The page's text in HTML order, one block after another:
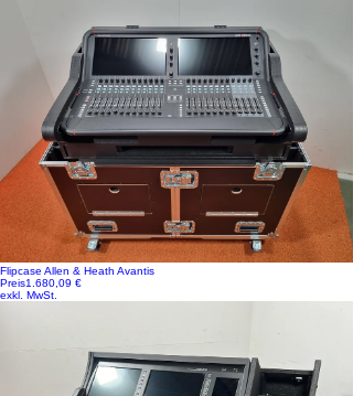
Flipcase Allen & Heath Avantis
Preis1.680,09 €
exkl. MwSt.